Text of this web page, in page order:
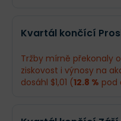
Příjmy
Kvartál končící
Tržby mírně překonaly
ziskovost i výnosy na
dosáhl $1,01 (12.8 % pod